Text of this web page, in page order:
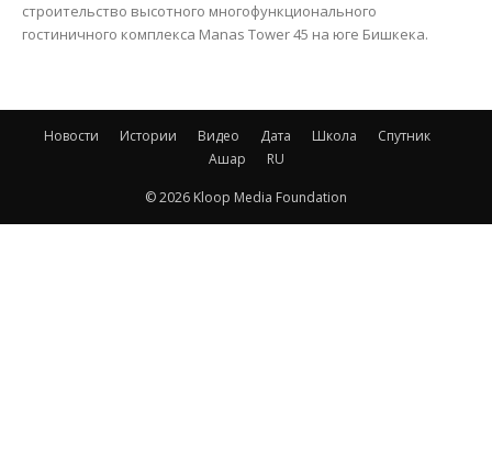
строительство высотного многофункционального
гостиничного комплекса Manas Tower 45 на юге Бишкека.
Новости Истории Видео Дата Школа
Спутник
Ашар
RU
© 2026 Kloop Media Foundation